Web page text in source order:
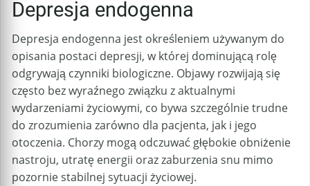
Depresja endogenna
Depresja endogenna jest określeniem używanym do
opisania postaci depresji, w której dominującą rolę
odgrywają czynniki biologiczne. Objawy rozwijają się
często bez wyraźnego związku z aktualnymi
wydarzeniami życiowymi, co bywa szczególnie trudne
do zrozumienia zarówno dla pacjenta, jak i jego
otoczenia. Chorzy mogą odczuwać głębokie obniżenie
nastroju, utratę energii oraz zaburzenia snu mimo
pozornie stabilnej sytuacji życiowej.